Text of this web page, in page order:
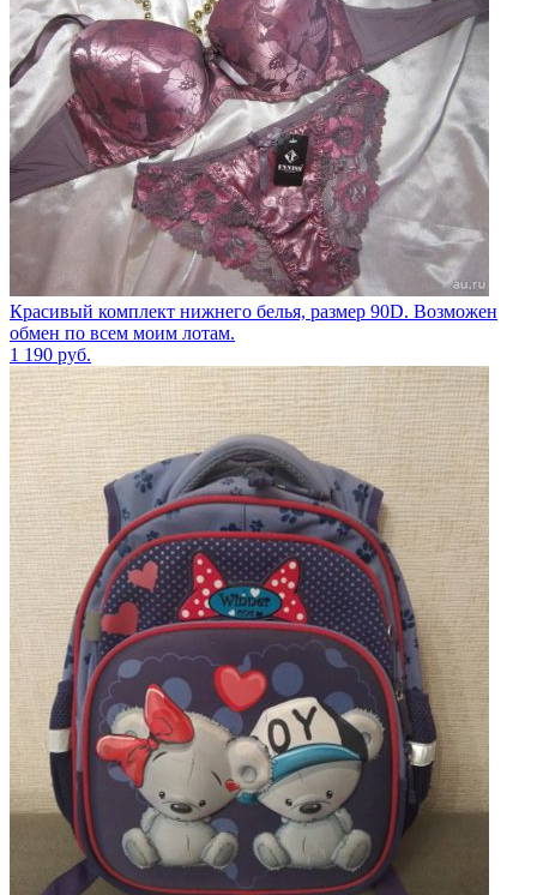
Красивый комплект нижнего белья, размер 90D. Возможен
обмен по всем моим лотам.
1 190 руб.